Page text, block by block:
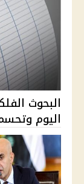
البحوث
اليوم